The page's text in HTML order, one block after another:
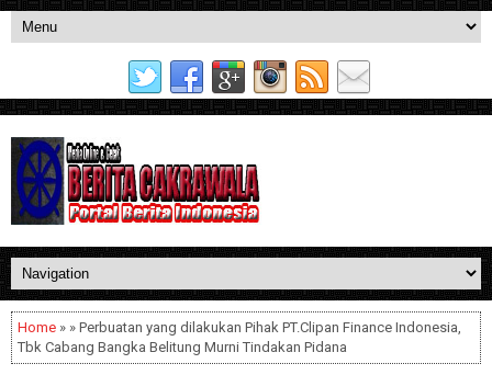
Home » » Perbuatan yang dilakukan Pihak PT.Clipan Finance Indonesia,
Tbk Cabang Bangka Belitung Murni Tindakan Pidana